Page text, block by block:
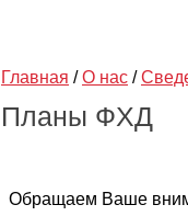
Главная / О нас /
Планы ФХД
Обращаем Ваше